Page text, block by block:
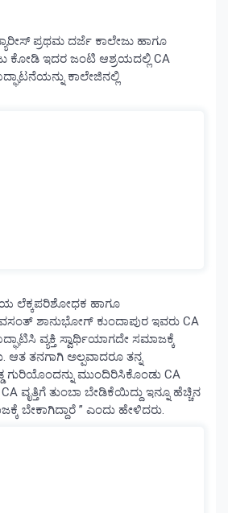
ಪ್ರಥಮ ದರ್ಜೆ ಕಾಲೇಜು ಹಾಗೂ
ಕೋಡಿ ಇದರ ಜಂಟಿ ಆಶ್ರಯದಲ್ಲಿ CA
ಕಾಲೇಜಿನಲ್ಲಿ
ಲೆಕ್ಕಪರಿಶೋಧಕ ಹಾಗೂ
ವಸಂತ್ ಶಾನುಭೋಗ್ ಕುಂದಾಪುರ ಇವರು CA
ವ್ಯಕ್ತಿ ಸ್ವಾರ್ಥಿಯಾಗದೇ ಸಮಾಜಕ್ಕೆ
ಆತ ತನಗಾಗಿ ಅಲ್ಪವಾದರೂ ತನ್ನ
ಗುರಿಯೊಂದನ್ನು ಮುಂದಿರಿಸಿಕೊಂಡು CA
ವೃತ್ತಿಗೆ ತುಂಬಾ ಬೇಡಿಕೆಯಿದ್ದು ಇನ್ನೂ ಹೆಚ್ಚಿನ
ಬೇಕಾಗಿದ್ದಾರೆ ” ಎಂದು ಹೇಳಿದರು.